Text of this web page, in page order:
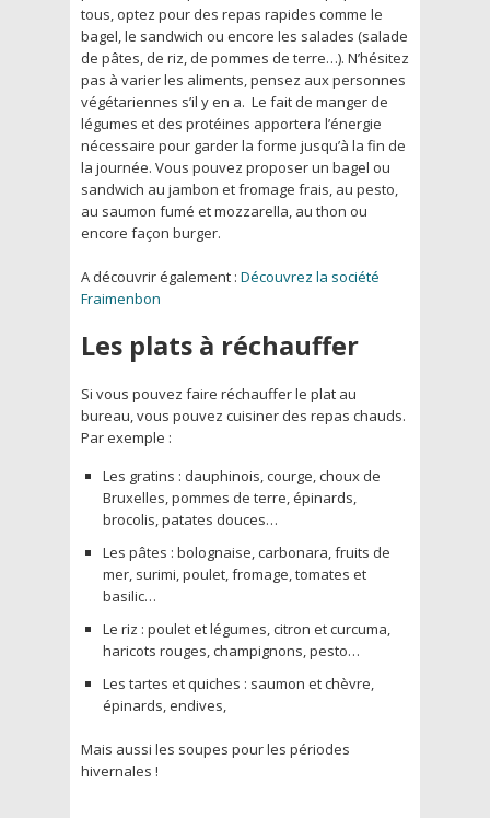
tous, optez pour des repas rapides comme le
bagel, le sandwich ou encore les salades (salade
de pâtes, de riz, de pommes de terre…). N’hésitez
pas à varier les aliments, pensez aux personnes
végétariennes s’il y en a. Le fait de manger de
légumes et des protéines apportera l’énergie
nécessaire pour garder la forme jusqu’à la fin de
la journée. Vous pouvez proposer un bagel ou
sandwich au jambon et fromage frais, au pesto,
au saumon fumé et mozzarella, au thon ou
encore façon burger.
A découvrir également : Découvrez la société
Fraimenbon
Les plats à réchauffer
Si vous pouvez faire réchauffer le plat au
bureau, vous pouvez cuisiner des repas chauds.
Par exemple :
Les gratins : dauphinois, courge, choux de
Bruxelles, pommes de terre, épinards,
brocolis, patates douces…
Les pâtes : bolognaise, carbonara, fruits de
mer, surimi, poulet, fromage, tomates et
basilic…
Le riz : poulet et légumes, citron et curcuma,
haricots rouges, champignons, pesto…
Les tartes et quiches : saumon et chèvre,
épinards, endives,
Mais aussi les soupes pour les périodes
hivernales !